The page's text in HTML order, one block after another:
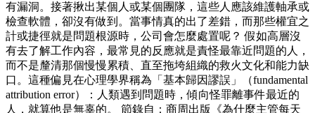
有漏洞。接著揪出某個人或某個團隊，這些人應該維護軸承或
檢查軟體，卻沒有做到。當事情真的出了差錯，而那些權宜之
計或捷徑就是問題根源時，公司會怎麼處置呢？ 假如高層沒
有去了解工作內容，最常見的反應就是責怪最靠近問題的人，
而不是釐清那個慢慢累積、直至拖垮組織的救火文化和能力缺
口。這種偏見在心理學界稱為「基本歸因謬誤」（fundamental
attribution error）：人類遇到問題時，傾向怪罪離事件最近的
人，就算他是無辜的。 節錄自：商周出版《為什麼主管每天